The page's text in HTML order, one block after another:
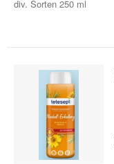
div. Sorten 250 ml